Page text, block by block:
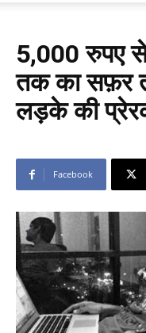
5,000 रुपए
तक का सफ़र
लड़के की
Facebook